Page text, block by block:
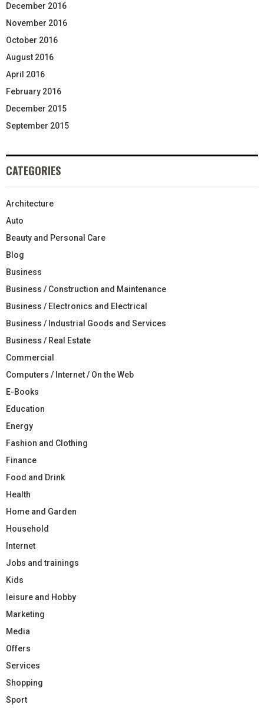
December 2016
November 2016
October 2016
August 2016
April 2016
February 2016
December 2015
September 2015
CATEGORIES
Architecture
Auto
Beauty and Personal Care
Blog
Business
Business / Construction and Maintenance
Business / Electronics and Electrical
Business / Industrial Goods and Services
Business / Real Estate
Commercial
Computers / Internet / On the Web
E-Books
Education
Energy
Fashion and Clothing
Finance
Food and Drink
Health
Home and Garden
Household
Internet
Jobs and trainings
Kids
leisure and Hobby
Marketing
Media
Offers
Services
Shopping
Sport